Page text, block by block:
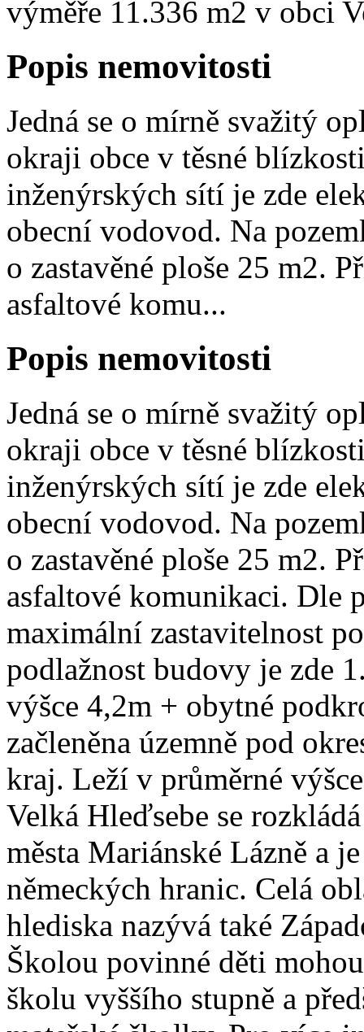
výměře 11.336 m2 v obci
Popis nemovitosti
Jedná se o mírně svažitý
okraji obce v těsné
inženýrských sítí je zde
obecní vodovod. Na
o zastavěné ploše 25 m2.
asfaltové komu...
Popis nemovitosti
Jedná se o mírně svažitý
okraji obce v těsné
inženýrských sítí je zde
obecní vodovod. Na
o zastavěné ploše 25 m2.
asfaltové komunikaci. Dle
maximální zastavitelnost
podlažnost budovy je zde
výšce 4,2m + obytné
začleněna územně pod
kraj. Leží v průměrné
Velká Hleďsebe se
města Mariánské Lázně a
německých hranic. Celá
hlediska nazývá také
Školou povinné děti
školu vyššího stupně a